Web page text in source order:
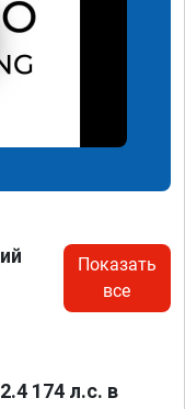
Показать
все
174 л.с. в